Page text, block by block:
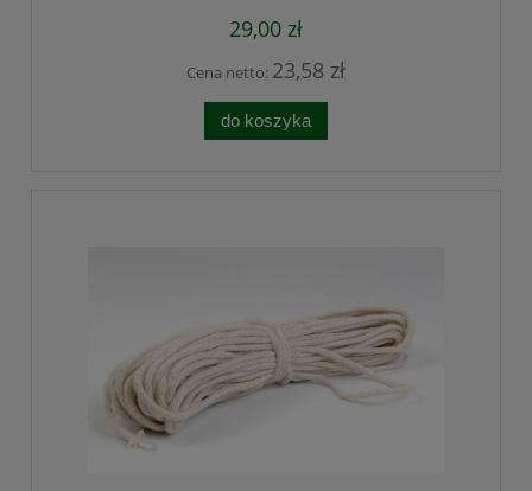
29,00 zł
Cena netto: 23,58 zł
do koszyka